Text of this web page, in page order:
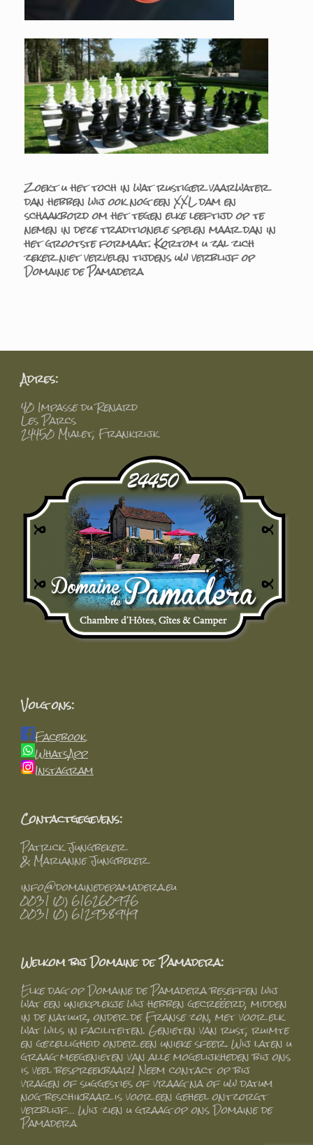
Zoekt u het toch in wat rustiger vaarwater
dan hebben wij ook nog een XXL dam en
schaakbord om het tegen elke leeftijd op te
nemen in deze traditionele spelen maar dan in
het grootste formaat. Kortom u zal zich
zeker niet vervelen tijdens uw verblijf op
Domaine de Pamadera
Adres:
40 Impasse du Renard
Les Parcs
24450 Mialet, Frankrijk
Volg ons:
Facebook
WhatsApp
Instagram
Contactgegevens:
Patrick Jungbeker
& Marianne Jungbeker
info@domainedepamadera.eu
0031 (0) 616260976
0031 (0) 612938949
Welkom bij Domaine de Pamadera:
Elke dag op Domaine de Pamadera beseffen wij
wat een uniekplekje wij hebben gecreëerd, midden
in de natuur, onder de Franse zon, met voor elk
wat wils in faciliteiten. Genieten van rust, ruimte
en gezelligheid onder een unieke sfeer. Wij laten u
graag meegenieten van alle mogelijkheden bij ons
is veel bespreekbaar! Neem contact op bij
vragen of suggesties of vraag na of uw datum
nog beschikbaar is voor een geheel ontzorgt
verblijf… Wij zien u graag op ons Domaine de
Pamadera